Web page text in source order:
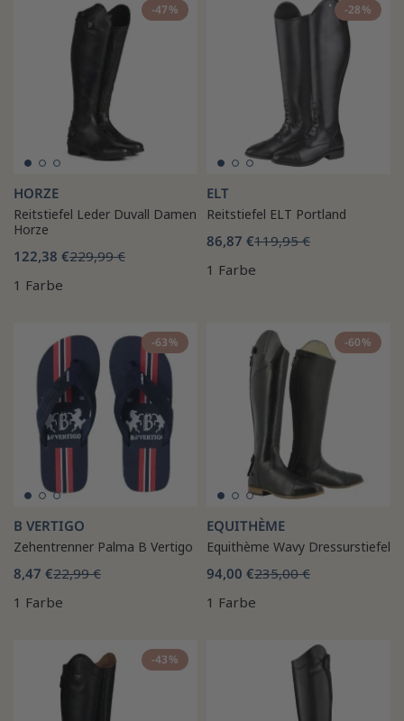
-47%
HORZE
Reitstiefel Leder Duvall Damen
Horze
122,38 €229,99 €
1 Farbe
-28%
ELT
Reitstiefel ELT Portland
86,87 €119,95 €
1 Farbe
-63%
B VERTIGO
Zehentrenner Palma B Vertigo
8,47 €22,99 €
1 Farbe
-60%
EQUITHÈME
Equithème Wavy Dressurstiefel
94,00 €235,00 €
1 Farbe
-43%